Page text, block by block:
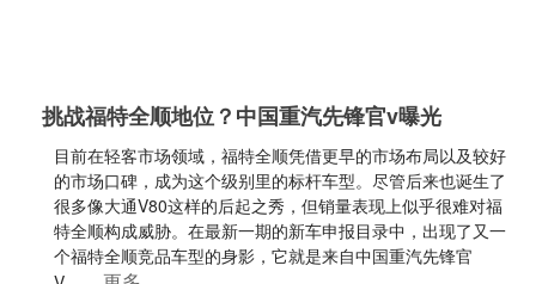
挑战福特全顺地位？中国重汽先锋官v曝光
目前在轻客市场领域，福特全顺凭借更早的市场布局以及较好
的市场口碑，成为这个级别里的标杆车型。尽管后来也诞生了
很多像大通V80这样的后起之秀，但销量表现上似乎很难对福
特全顺构成威胁。在最新一期的新车申报目录中，出现了又一
个福特全顺竞品车型的身影，它就是来自中国重汽先锋官